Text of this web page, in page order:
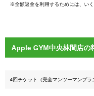
※全額返金を利用するためには、いく
Apple GYM中央林間店の
4回チケット（完全マンツーマンプラ